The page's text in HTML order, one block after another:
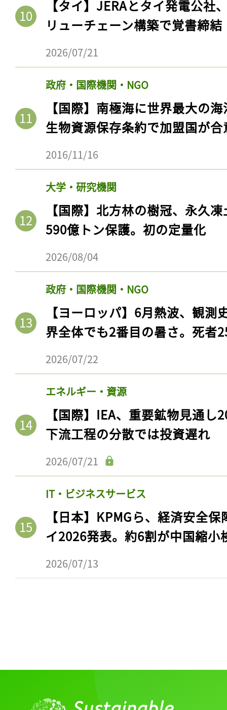
【タイ】JERAとタイ発電公社
リューチェーン構築で覚書締結
2026/07/21
政府・国際機関・NGO
【国際】南極海に世界最大の
生物資源保存条約で加盟国が合
2016/11/16
大学・研究機関
【国際】北方林の樹冠、永久
590億トン保護。初の定量化
2026/08/04
政府・国際機関・NGO
【ヨーロッパ】6月熱波、観
界全体でも2番目の暑さ。死者
2026/07/22
エネルギー・資源
【国際】IEA、重要鉱物見通
下流工程の分散では投資遅れ
2026/07/21
IT・ビジネスサービス
【日本】KPMGら、経済安全
イ2026発表。約6割が中国縮小
2026/07/13
ログイン
会員登録